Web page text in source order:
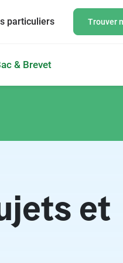
particuliers Trouver
& Brevet
et